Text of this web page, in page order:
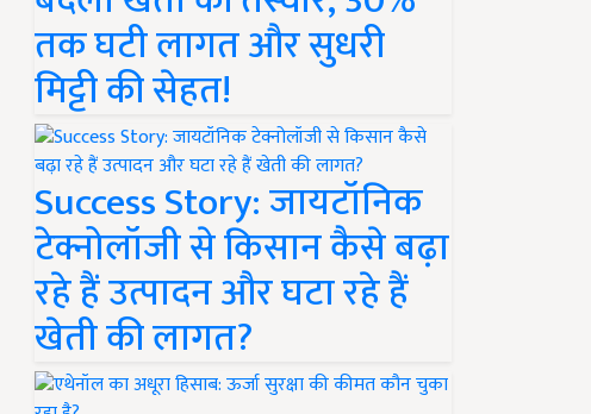
तक घटी लागत और सुधरी
मिट्टी की सेहत!
Success Story: जायटॉनिक
टेक्नोलॉजी से किसान कैसे बढ़ा
रहे हैं उत्पादन और घटा रहे हैं
खेती की लागत?